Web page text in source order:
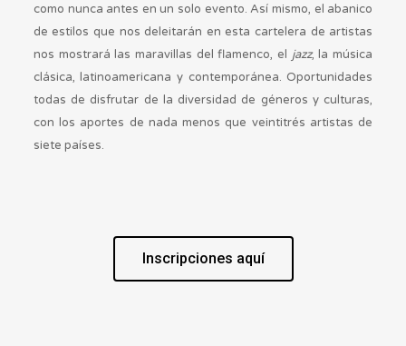
como nunca antes en un solo evento. Así mismo, el abanico
de estilos que nos deleitarán en esta cartelera de artistas
nos mostrará las maravillas del flamenco, el jazz, la música
clásica, latinoamericana y contemporánea. Oportunidades
todas de disfrutar de la diversidad de géneros y culturas,
con los aportes de nada menos que veintitrés artistas de
siete países.
Inscripciones aquí